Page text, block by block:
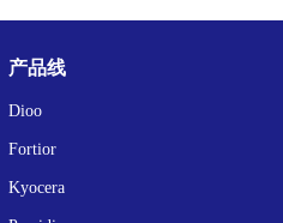
产品线
Dioo
Fortior
Kyocera